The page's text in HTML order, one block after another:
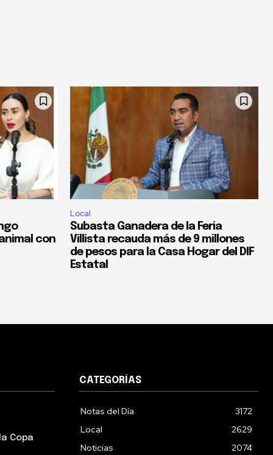
con
Local
Subasta Ganadera de la Feria
Villista recauda más de 9 millones
de pesos para la Casa Hogar del DIF
Estatal
Copa
CATEGORÍAS
Notas del Día
3172
Local
2629
Noticias
2074